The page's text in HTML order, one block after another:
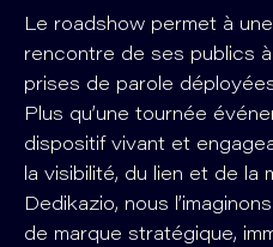
Le roadshow permet à une
rencontre de ses publics
prises de parole
Plus qu’une tournée
dispositif vivant et
la visibilité, du lien et de la
Dedikazio, nous
de marque stratégique,